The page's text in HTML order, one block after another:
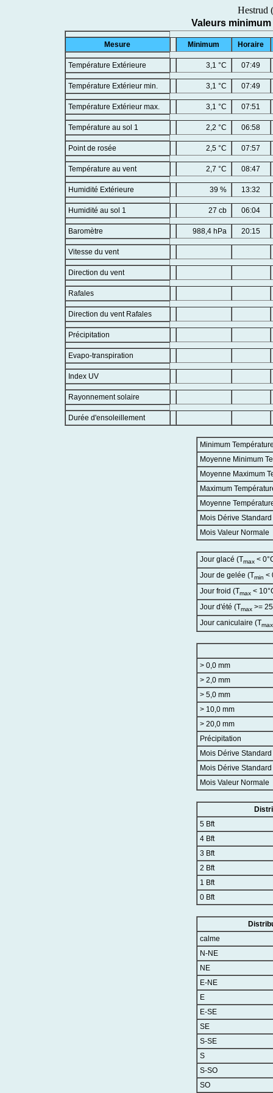
Hestrud
Valeurs
Mesure Minimum Horaire
Température Extérieure 3,1 °C 07:49
Température Extérieur min. 3,1 °C 07:49
Température Extérieur max. 3,1 °C 07:51
Température au sol 1 2,2 °C 06:58
Point de rosée 2,5 °C 07:57
Température au vent 2,7 °C 08:47
Humidité Extérieure 39 % 13:32
Humidité au sol 1 27 cb 06:04
Baromètre 988,4 hPa 20:15
Vitesse du vent
Direction du vent
Rafales
Direction du vent Rafales
Précipitation
Evapo-transpiration
Index UV
Rayonnement solaire
Durée d'ensoleillement
Minimum
Moyenne Minimum
Moyenne Maximum
Maximum
Moyenne
Mois Dérive Standard
Mois Valeur Normale
Jour glacé (Tmax<
Jour de gelée (Tmin <
Jour froid (Tmax<
Jour d'été (Tmax>=
Jour caniculaire (Tmax
> 0,0 mm
> 2,0 mm
> 5,0 mm
> 10,0 mm
> 20,0 mm
Précipitation
Mois Dérive Standard
Mois Dérive Standard
Mois Valeur Normale
5 Bft
4 Bft
3 Bft
2 Bft
1 Bft
0 Bft
calme
N-NE
NE
E-NE
E
E-SE
SE
S-SE
S
S-SO
SO